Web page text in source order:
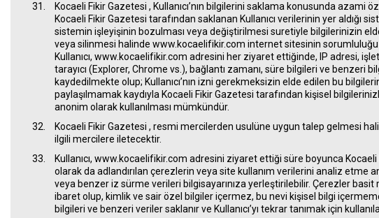
Kocaeli Fikir Gazetesi , Kullanıcı’nın bilgilerini saklama konusunda azami
Kocaeli Fikir Gazetesi tarafından saklanan Kullanıcı verilerinin yer aldığı
sistemin işleyişinin bozulması veya değiştirilmesi suretiyle bilgilerinizin
veya silinmesi halinde www.kocaelifikir.com internet sitesinin sorumluluğu
Kullanıcı, www.kocaelifikir.com adresini her ziyaret ettiğinde, IP adresi,
tarayıcı (Explorer, Chrome vs.), bağlantı zamanı, süre bilgileri ve benzeri
kaydedilmekte olup; Kullanıcı’nın izni gerekmeksizin elde edilen bu
paylaşılmamak kaydıyla Kocaeli Fikir Gazetesi tarafından kişisel
anonim olarak kullanılması mümkündür.
Kocaeli Fikir Gazetesi , resmi mercilerden usulüne uygun talep gelmesi
ilgili mercilere iletecektir.
Kullanıcı, www.kocaelifikir.com adresini ziyaret ettiği süre boyunca Kocaeli
olarak da adlandırılan çerezlerin veya site kullanım verilerini analiz etme
veya benzer iz sürme verileri bilgisayarınıza yerleştirilebilir. Çerezler basit
ibaret olup, kimlik ve sair özel bilgiler içermez, bu nevi kişisel bilgi
bilgileri ve benzeri veriler saklanır ve Kullanıcı’yı tekrar tanımak için